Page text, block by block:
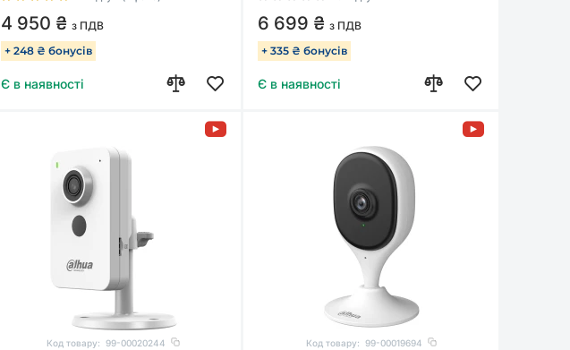
4 950 ₴ з ПДВ
+ 248 ₴ бонусів
Є в наявності
6 699 ₴з ПДВ
+ 335 ₴ бонусів
Є в наявності
Код товару: 99-00020244 Код товару: 99-00019694